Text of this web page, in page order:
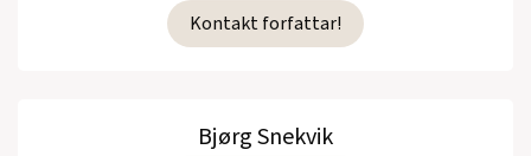
Kontakt forfattar!
Bjørg Snekvik